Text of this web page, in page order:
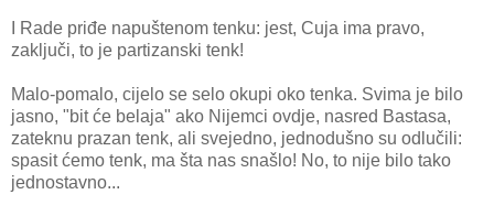
I Rade priđe napuštenom tenku: jest, Cuja ima pravo,
zaključi, to je partizanski tenk!
Malo-pomalo, cijelo se selo okupi oko tenka. Svima je bilo
jasno, "bit će belaja" ako Nijemci ovdje, nasred Bastasa,
zateknu prazan tenk, ali svejedno, jednodušno su odlučili:
spasit ćemo tenk, ma šta nas snašlo! No, to nije bilo tako
jednostavno...